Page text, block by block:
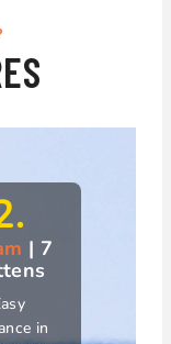
| 7
in